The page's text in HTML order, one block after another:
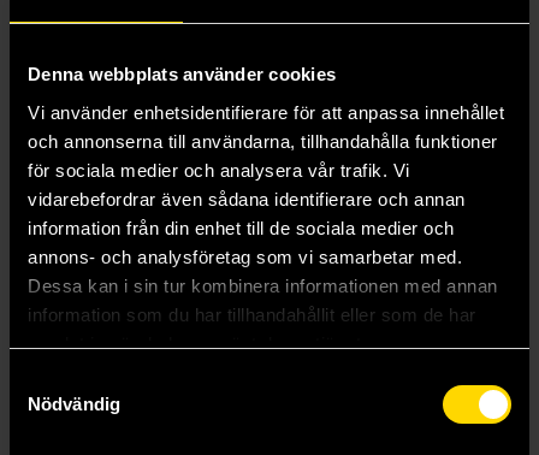
Denna webbplats använder cookies
Vi använder enhetsidentifierare för att anpassa innehållet
och annonserna till användarna, tillhandahålla funktioner
för sociala medier och analysera vår trafik. Vi
vidarebefordrar även sådana identifierare och annan
information från din enhet till de sociala medier och
annons- och analysföretag som vi samarbetar med.
Dessa kan i sin tur kombinera informationen med annan
information som du har tillhandahållit eller som de har
samlat in när du har använt deras tjänster.
Nödvändig
Smittans år
Smoking Behind the Supermarket with You
Smurfarna och den gömda byn
Småfolkets beskyddare
Snow Angel
Snow White with the Red Hair
So I'm a Spider So What
So I'm a Spider So What Light Novels
Solhjärtats hemlighet
Solo Leveling
Solo Leveling Light Novels
Solo leveling svensk